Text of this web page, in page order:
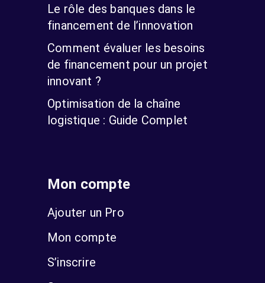
Le rôle des banques dans le
financement de l’innovation
Comment évaluer les besoins
de financement pour un projet
innovant ?
Optimisation de la chaîne
logistique : Guide Complet
Mon compte
Ajouter un Pro
Mon compte
S’inscrire